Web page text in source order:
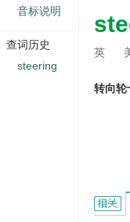
英
转向轮
音标说明
查词历史
steering